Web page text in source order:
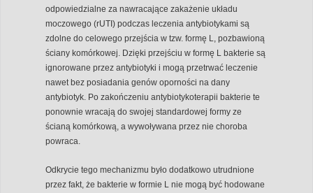
odpowiedzialne za nawracające zakażenie układu
moczowego (rUTI) podczas leczenia antybiotykami są
zdolne do celowego przejścia w tzw. formę L, pozbawioną
ściany komórkowej. Dzięki przejściu w formę L bakterie są
ignorowane przez antybiotyki i mogą przetrwać leczenie
nawet bez posiadania genów oporności na dany
antybiotyk. Po zakończeniu antybiotykoterapii bakterie te
ponownie wracają do swojej standardowej formy ze
ścianą komórkową, a wywoływana przez nie choroba
powraca.
Odkrycie tego mechanizmu było dodatkowo utrudnione
przez fakt, że bakterie w formie L nie mogą być hodowane